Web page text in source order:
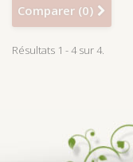
Comparer (0)
Résultats 1 - 4 sur 4.